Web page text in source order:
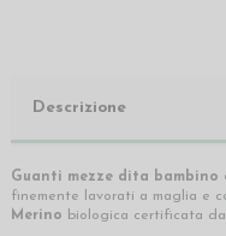
Descrizione
Guanti mezze dita bambino
finemente lavorati a maglia e
Merino biologica certificata